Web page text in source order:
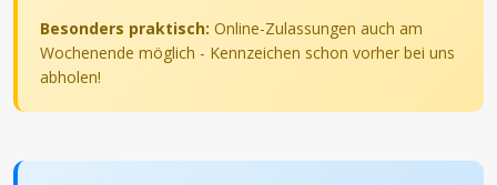
Besonders praktisch: Online-Zulassungen auch am
Wochenende möglich - Kennzeichen schon vorher bei uns
abholen!